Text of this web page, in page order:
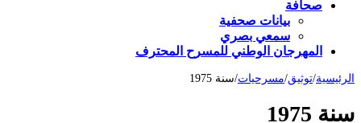
صحافة
بيانات صحفية
سمعي بصري
المهرجان الوطني للمسرح المحترف
الرئيسية/توثيق/مسرحيات/سنة 1975
سنة 1975